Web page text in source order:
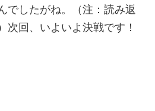
でしたがね。（注：読み返
次回、いよいよ決戦です！